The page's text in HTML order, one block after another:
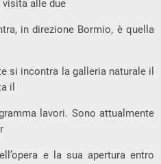
visita alle due
in direzione Bormio, è quella
si incontra la galleria naturale il
il
lavori. Sono attualmente
e la sua apertura entro